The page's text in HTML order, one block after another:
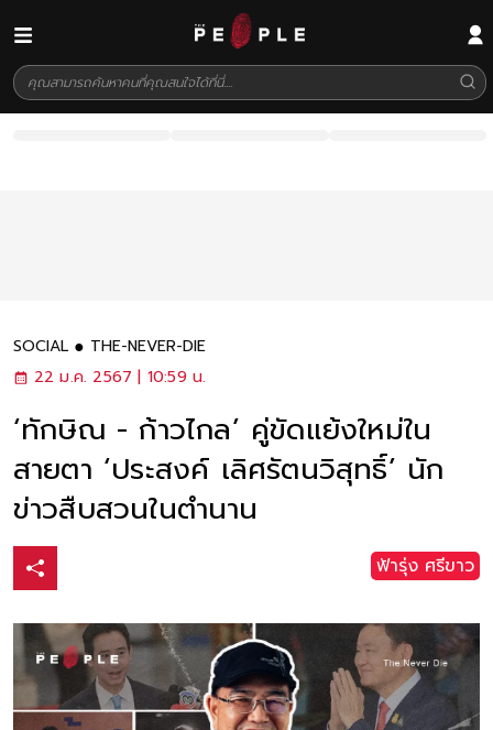
SOCIAL
THE-NEVER-DIE
22 ม.ค. 2567 | 10:59 น.
‘ทักษิณ - ก้าวไกล’ คู่ขัดแย้งใหม่ใน
สายตา ‘ประสงค์ เลิศรัตนวิสุทธิ์’ นัก
ข่าวสืบสวนในตำนาน
ฟ้ารุ่ง ศรีขาว